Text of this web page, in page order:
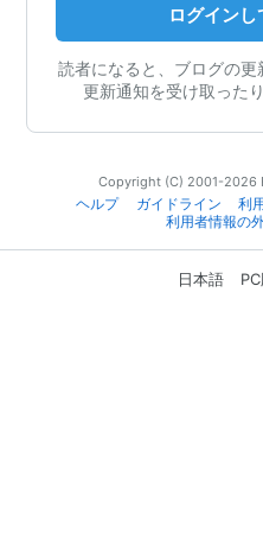
ログイン
読者になると、ブログの更
更新通知を受け取った
Copyright (C) 2001-2026
ヘルプ
ガイドライン 利
利用者情報の
日本語